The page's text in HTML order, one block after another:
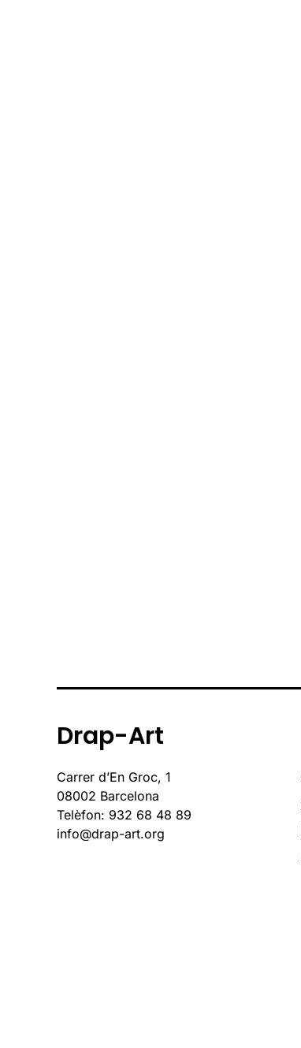
Drap-Art
Carrer d’En Groc, 1
08002 Barcelona
Telèfon: 932 68 48 89
info@drap-art.org